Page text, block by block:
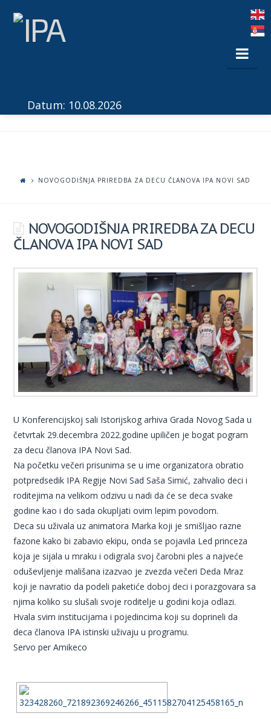
Datum: 10.08.2026
NOVOGODIŠNJA PRIREDBA ZA DECU ČLANOVA IPA NOVI SAD
NOVOGODIŠNJA PRIREDBA ZA DECU
ČLANOVA IPA NOVI SAD
U Konferencijskoj sali Istorijskog arhiva Grada Novog Sada u
četvrtak 29.decembra 2022.godine upiličen je bogat pogram
za decu članova IPA Novi Sad.
Na početku večeri prisunima se u ime organizatora obratio
potpredsedik IPA Regije Novi Sad Saša Simić, zahvalio deci i
roditejima na velikom odzivu u nadi da će se deca svake
godine kao i do sada okupljati ovim lepim povodom.
Deca su uživala uz animatora Marka koji je smišljao razne
fazone kako bi zabavio ekipu, onda se pojavila Led princeza
koja je sijala u mraku i odigrala svoj čarobni ples a najveće
oduševljenje mališana izazvao je zvezda večeri Deda Mraz
koji je navratio da podeli paketiće doboj deci i porazgovara sa
njima koliko su slušali svoje roditelje u godini koja odlazi.
Hvala svim institucijama i pojedincima koji su doprineli da
deca članova IPA istinski uživaju u programu.
Servo per Amikeco